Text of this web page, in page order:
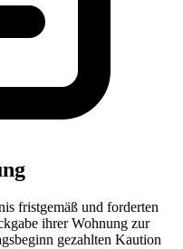
fristgemäß und forderten
ihrer Wohnung zur
gezahlten Kaution